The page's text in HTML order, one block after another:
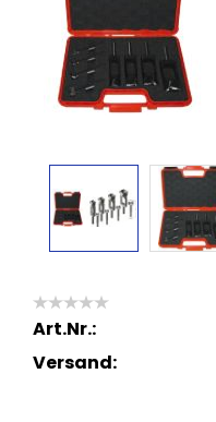
Art.Nr.:
Versand: